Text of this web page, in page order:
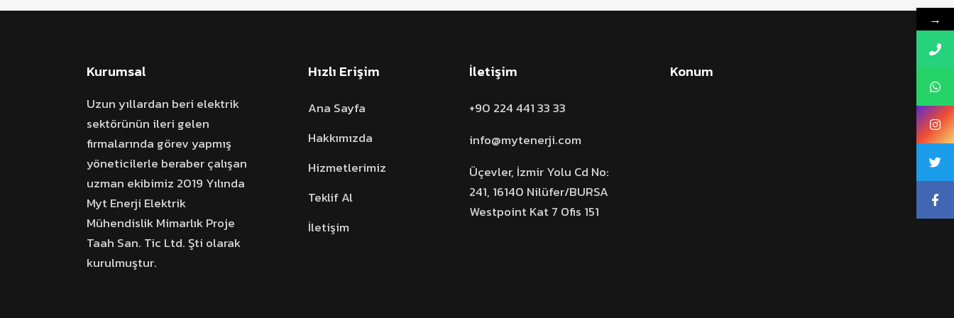
Kurumsal
Uzun yıllardan beri elektrik
sektörünün ileri gelen
firmalarında görev yapmış
yöneticilerle beraber çalışan
uzman ekibimiz 2019 Yılında
Myt Enerji Elektrik
Mühendislik Mimarlık Proje
Taah San. Tic Ltd. Şti olarak
kurulmuştur.
Hızlı Erişim
Ana Sayfa
Hakkımızda
Hizmetlerimiz
Teklif Al
İletişim
İletişim
+90 224 441 33 33
info@mytenerji.com
Üçevler, İzmir Yolu Cd No:
241, 16140 Nilüfer/BURSA
Westpoint Kat 7 Ofis 151
Konum
→